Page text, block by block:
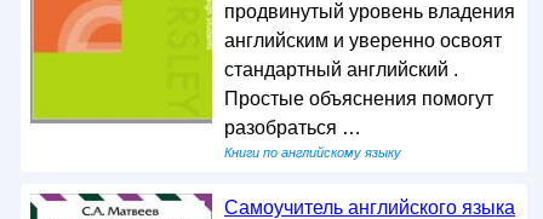
продвинутый уровень владения
английским и уверенно освоят
стандартный английский .
Простые объяснения помогут
разобраться …
Книги по английскому языку
Самоучитель английского языка